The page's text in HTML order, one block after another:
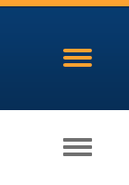
Toggle
Toggle